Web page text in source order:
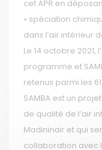
cet APR en
« spéciation
dans l’air intérieur
Le 14 octobre 2021,
programme et
retenus parmi les
SAMBA est un
de qualité de l’air
Madininair et qui
collaboration avec